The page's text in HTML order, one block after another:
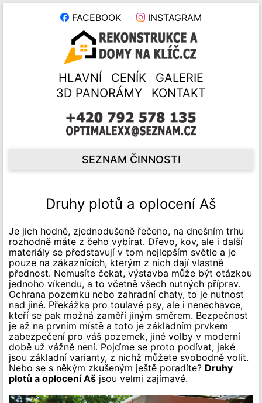
FACEBOOK INSTAGRAM
HLAVNÍ CENÍK
GALERIE
3D PANORÁMY
KONTAKT
SEZNAM ČINNOSTI
Druhy plotů a oplocení Aš
Je jich hodně, zjednodušeně řečeno, na dnešním trhu
rozhodně máte z čeho vybírat. Dřevo, kov, ale i další
materiály se představují v tom nejlepším světle a je
pouze na zákaznících, kterým z nich dají vlastně
přednost. Nemusíte čekat, výstavba může být otázkou
jednoho víkendu, a to včetně všech nutných příprav.
Ochrana pozemku nebo zahradní chaty, to je nutnost
nad jiné. Překážka pro toulavé psy, ale i nenechavce,
kteří se pak možná zaměří jiným směrem. Bezpečnost
je až na prvním místě a toto je základním prvkem
zabezpečení pro váš pozemek, jiné volby v moderní
době už vážně není. Pojďme se proto podívat, jaké
jsou základní varianty, z nichž můžete svobodně volit.
Nebo se s někým zkušeným ještě poradíte? Druhy
plotů a oplocení Aš jsou velmi zajímavé.